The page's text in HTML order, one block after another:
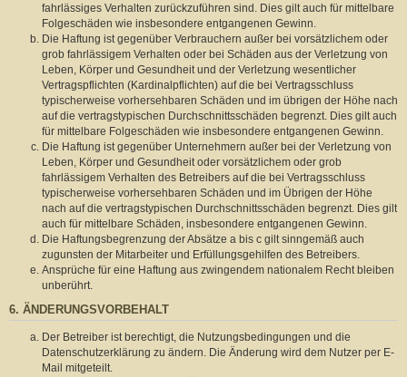
fahrlässiges Verhalten zurückzuführen sind. Dies gilt auch für mittelbare
Folgeschäden wie insbesondere entgangenen Gewinn.
Die Haftung ist gegenüber Verbrauchern außer bei vorsätzlichem oder
grob fahrlässigem Verhalten oder bei Schäden aus der Verletzung von
Leben, Körper und Gesundheit und der Verletzung wesentlicher
Vertragspflichten (Kardinalpflichten) auf die bei Vertragsschluss
typischerweise vorhersehbaren Schäden und im übrigen der Höhe nach
auf die vertragstypischen Durchschnittsschäden begrenzt. Dies gilt auch
für mittelbare Folgeschäden wie insbesondere entgangenen Gewinn.
Die Haftung ist gegenüber Unternehmern außer bei der Verletzung von
Leben, Körper und Gesundheit oder vorsätzlichem oder grob
fahrlässigem Verhalten des Betreibers auf die bei Vertragsschluss
typischerweise vorhersehbaren Schäden und im Übrigen der Höhe
nach auf die vertragstypischen Durchschnittsschäden begrenzt. Dies gilt
auch für mittelbare Schäden, insbesondere entgangenen Gewinn.
Die Haftungsbegrenzung der Absätze a bis c gilt sinngemäß auch
zugunsten der Mitarbeiter und Erfüllungsgehilfen des Betreibers.
Ansprüche für eine Haftung aus zwingendem nationalem Recht bleiben
unberührt.
6. ÄNDERUNGSVORBEHALT
Der Betreiber ist berechtigt, die Nutzungsbedingungen und die
Datenschutzerklärung zu ändern. Die Änderung wird dem Nutzer per E-
Mail mitgeteilt.